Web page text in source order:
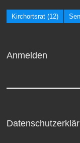
Kirchortsrat (12)
Anmelden